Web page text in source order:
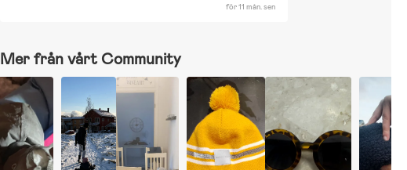
för 11 mån. sen
Mer från vårt Community